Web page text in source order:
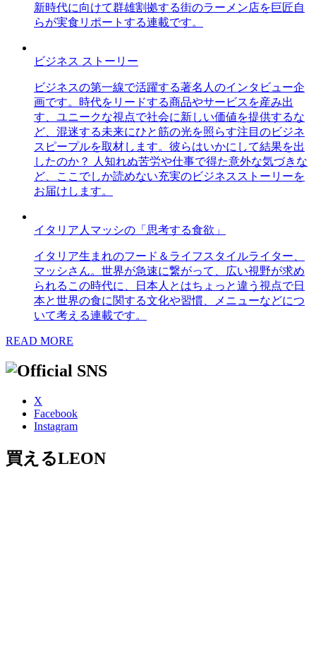
新時代に向けて群雄割拠する街のラーメン店を巨匠自
らが実食リポートする連載です。
ビジネス ストーリー
ビジネスの第一線で活躍する著名人のインタビュー企
画です。時代をリードする商品やサービスを産み出
す、ユニークな視点で社会に新しい価値を提供するな
ど、混迷する未来にひと筋の光を照らす注目のビジネ
スピープルを取材します。彼らはいかにして結果を出
したのか？ 人知れぬ苦労や仕事で得た意外な気づきな
ど、ここでしか読めない充実のビジネスストーリーを
お届けします。
イタリア人マッシの「思考する食欲」
イタリア生まれのフード＆ライフスタイルライター、
マッシさん。世界が急速に繋がって、広い視野が求め
られるこの時代に、日本人とはちょっと違う視点で日
本と世界の食に関する文化や習慣、メニューなどにつ
いて考える連載です。
READ MORE
X
Facebook
Instagram
買えるLEON